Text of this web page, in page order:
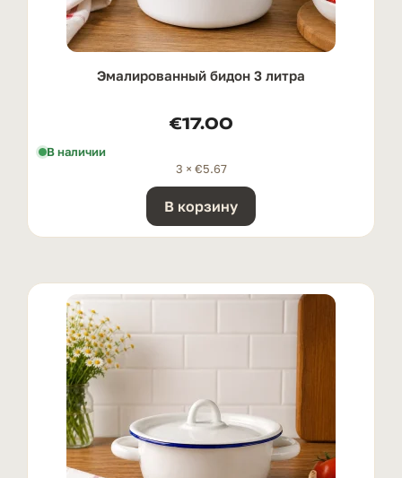
Эмалированный бидон 3 литра
€17.00
В наличии
3 × €5.67
В корзину